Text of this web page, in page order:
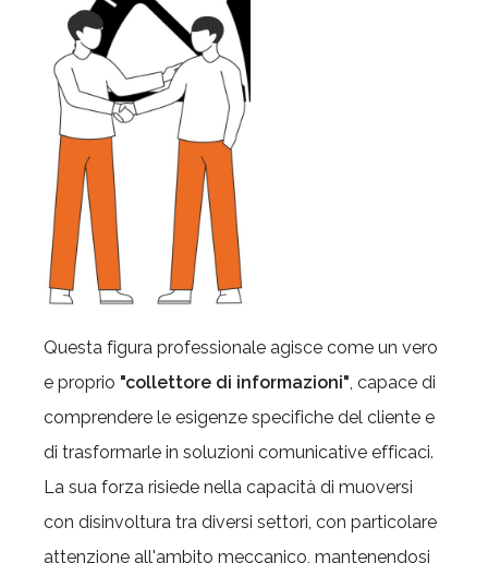
Questa figura professionale agisce come un vero
e proprio "collettore di informazioni", capace di
comprendere le esigenze specifiche del cliente e
di trasformarle in soluzioni comunicative efficaci.
La sua forza risiede nella capacità di muoversi
con disinvoltura tra diversi settori, con particolare
attenzione all'ambito meccanico, mantenendosi